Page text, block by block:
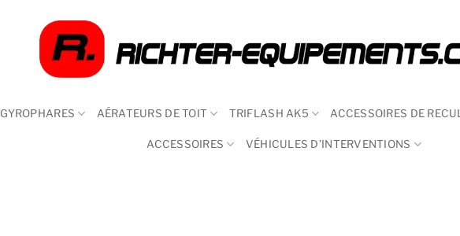
GYROPHARES AÉRATEURS DE TOIT TRIFLASH AK5 ACCESSOIRES DE RECUL
ACCESSOIRES VÉHICULES D’INTERVENTIONS